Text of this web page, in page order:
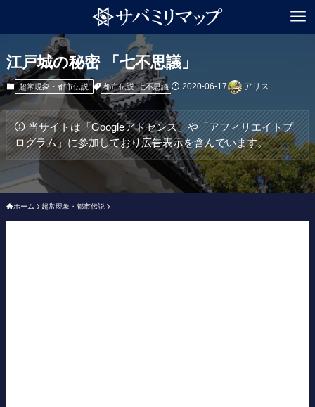
江戸城の秘密 「七不思議」
超常現象・都市伝説 都市伝説 七不思議 2020-06-17 アリス
当サイトは「Googleアドセンス」や「アフィリエイトプ
ログラム」に参加しており広告表示を含んでいます。
ホーム 超常現象・都市伝説